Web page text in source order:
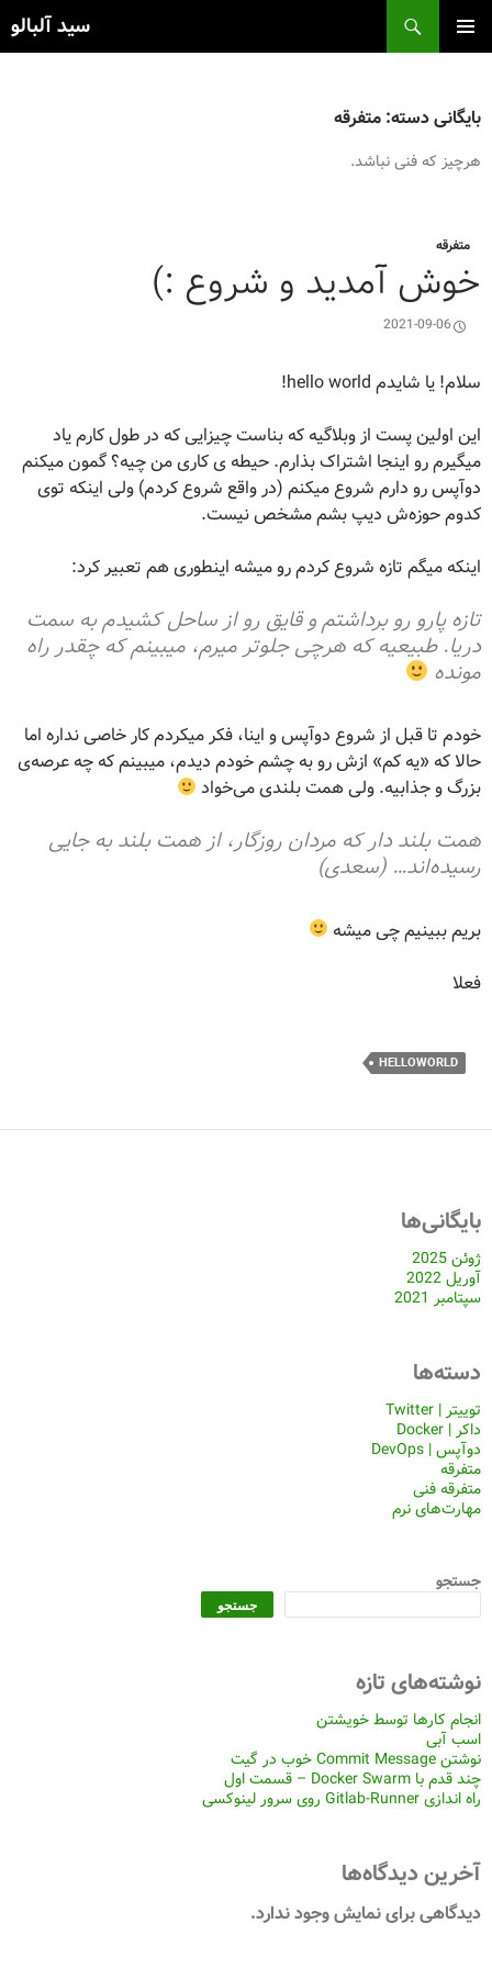
سید آلبالو
بایگانی دسته: متفرقه
هرچیز که فنی نباشد.
متفرقه
خوش آمدید و شروع :)
2021-09-06
سلام! یا شایدم hello world!
این اولین پست از وبلاگیه که بناست چیزایی که در طول کارم یاد
میگیرم رو اینجا اشتراک بذارم. حیطه ی کاری من چیه؟ گمون میکنم
دوآپس رو دارم شروع میکنم (در واقع شروع کردم) ولی اینکه توی
کدوم حوزه‌ش دیپ بشم مشخص نیست.
اینکه میگم تازه شروع کردم رو میشه اینطوری هم تعبیر کرد:
تازه پارو رو برداشتم و قایق رو از ساحل کشیدم به سمت
دریا. طبیعیه که هرچی جلوتر میرم، میبینم که چقدر راه
مونده
خودم تا قبل از شروع دوآپس و اینا، فکر میکردم کار خاصی نداره اما
حالا که «یه کم» ازش رو به چشم خودم دیدم، میبینم که چه عرصه‌ی
بزرگ و جذابیه. ولی همت بلندی می‌خواد
همت بلند دار که مردان روزگار، از همت بلند به جایی
رسیده‌اند… (سعدی)
بریم ببینیم چی میشه
فعلا
HELLOWORLD
بایگانی‌ها
ژوئن 2025
آوریل 2022
سپتامبر 2021
دسته‌ها
توییتر | Twitter
داکر | Docker
دوآپس | DevOps
متفرقه
متفرقه فنی
مهارت‌های نرم
جستجو
جستجو
نوشته‌های تازه
انجام کارها توسط خویشتن
اسب آبی
نوشتن Commit Message خوب در گیت
چند قدم با Docker Swarm – قسمت اول
راه اندازی Gitlab-Runner روی سرور لینوکسی
آخرین دیدگاه‌ها
دیدگاهی برای نمایش وجود ندارد.